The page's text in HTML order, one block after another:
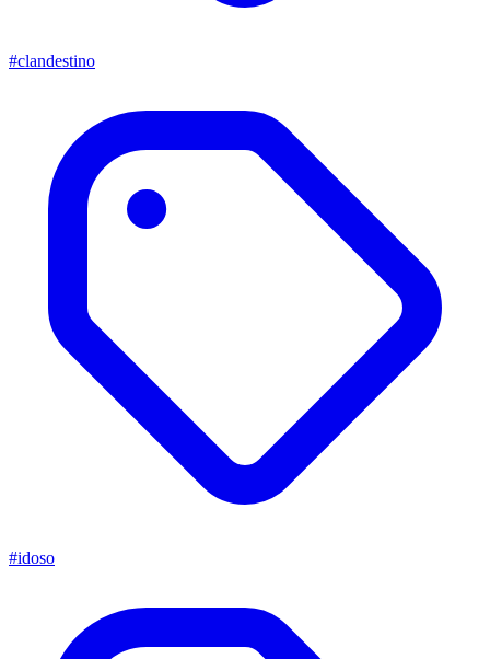
#clandestino
#idoso